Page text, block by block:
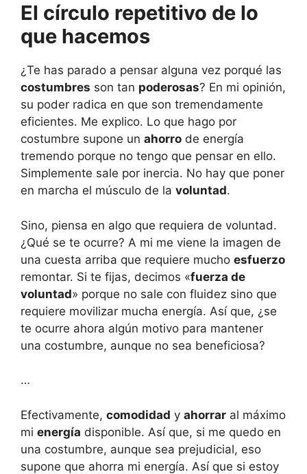
El círculo repetitivo de lo
que hacemos
¿Te has parado a pensar alguna vez porqué las
costumbres son tan poderosas? En mi opinión,
su poder radica en que son tremendamente
eficientes. Me explico. Lo que hago por
costumbre supone un ahorro de energía
tremendo porque no tengo que pensar en ello.
Simplemente sale por inercia. No hay que poner
en marcha el músculo de la voluntad.
Sino, piensa en algo que requiera de voluntad.
¿Qué se te ocurre? A mi me viene la imagen de
una cuesta arriba que requiere mucho esfuerzo
remontar. Si te fijas, decimos «fuerza de
voluntad» porque no sale con fluidez sino que
requiere movilizar mucha energía. Así que, ¿se
te ocurre ahora algún motivo para mantener
una costumbre, aunque no sea beneficiosa?
…
Efectivamente, comodidad y ahorrar al máximo
mi energía disponible. Así que, si me quedo en
una costumbre, aunque sea prejudicial, eso
supone que ahorra mi energía. Así que si estoy